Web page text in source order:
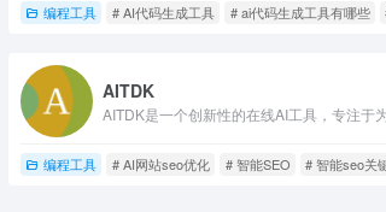
编程工具 # AI代码生成工具 # ai代码生成工具有哪些
AITDK
编程工具 # AI网站seo优化 # 智能SEO # 智能seo关